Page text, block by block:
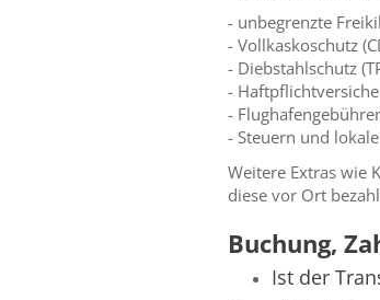
- unbegrenzte
- Vollkaskoschutz
- Diebstahlschutz
-
-
- Steuern und
Weitere Extras wie
diese vor Ort
Buchung,
Ist der